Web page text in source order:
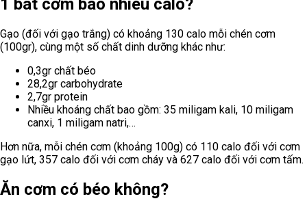
1 bát cơm bao nhiêu calo?
Gạo (đối với gạo trắng) có khoảng 130 calo mỗi chén cơm
(100gr), cùng một số chất dinh dưỡng khác như:
0,3gr chất béo
28,2gr carbohydrate
2,7gr protein
Nhiều khoáng chất bao gồm: 35 miligam kali, 10 miligam
canxi, 1 miligam natri,…
Hơn nữa, mỗi chén cơm (khoảng 100g) có 110 calo đối với cơm
gạo lứt, 357 calo đối với cơm cháy và 627 calo đối với cơm tấm.
Ăn cơm có béo không?